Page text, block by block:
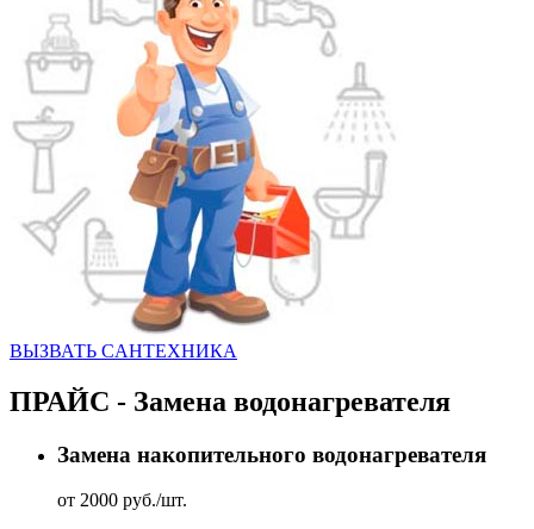
ВЫЗВАТЬ CАНТЕХНИКА
ПРАЙС - Замена водонагревателя
Замена накопительного водонагревателя
от 2000 руб./шт.